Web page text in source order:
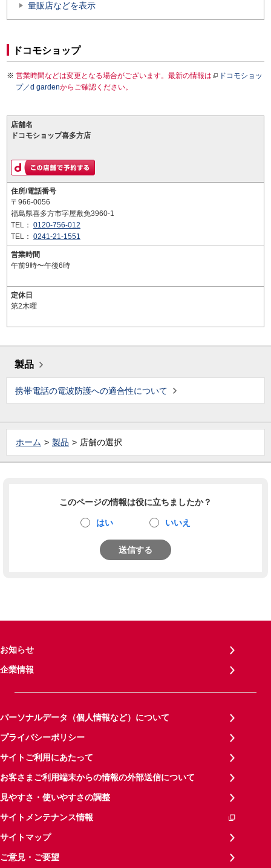
量販店などを表示
ドコモショップ
営業時間などは変更となる場合がございます。最新の情報は
ドコモショッ
プ／d gardenからご確認ください。
店舗名
ドコモショップ喜多方店
住所/電話番号
〒966-0056
福島県喜多方市字屋敷免3960-1
TEL： 0120-756-012
TEL： 0241-21-1551
営業時間
午前9時〜午後6時
定休日
第2木曜
製品
携帯電話の電波防護への適合性について
ホーム 製品 店舗の選択
このページの情報は役に立ちましたか？
はい いいえ
送信する
お知らせ
企業情報
パーソナルデータ（個人情報など）について
プライバシーポリシー
サイトご利用にあたって
お客さまご利用端末からの情報の外部送信について
見やすさ・使いやすさの調整
サイトメンテナンス情報
サイトマップ
ご意見・ご要望